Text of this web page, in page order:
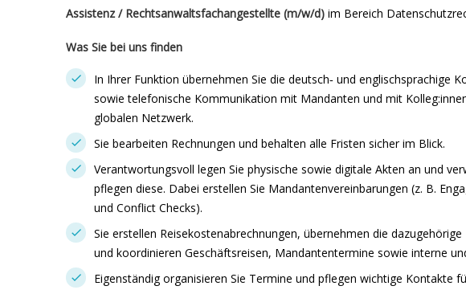
Assistenz / Rechtsanwaltsfachangestellte (m/w/d) im Bereich
Was Sie bei uns finden
In Ihrer Funktion übernehmen Sie die deutsch‐ und englischsprachige
sowie telefonische Kommunikation mit Mandanten und mit
globalen Netzwerk.
Sie bearbeiten Rechnungen und behalten alle Fristen sicher im Blick.
Verantwortungsvoll legen Sie physische sowie digitale Akten an und
pflegen diese. Dabei erstellen Sie Mandantenvereinbarungen (z. B.
und Conflict Checks).
Sie erstellen Reisekostenabrechnungen, übernehmen die
und koordinieren Geschäftsreisen, Mandantentermine sowie interne
Eigenständig organisieren Sie Termine und pflegen wichtige Kontakte